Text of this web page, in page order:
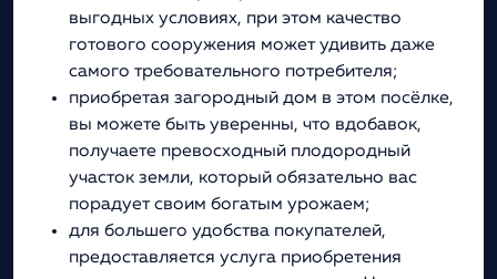
выгодных условиях, при этом качество
готового сооружения может удивить даже
самого требовательного потребителя;
приобретая загородный дом в этом посёлке,
вы можете быть уверенны, что вдобавок,
получаете превосходный плодородный
участок земли, который обязательно вас
порадует своим богатым урожаем;
для большего удобства покупателей,
предоставляется услуга приобретения